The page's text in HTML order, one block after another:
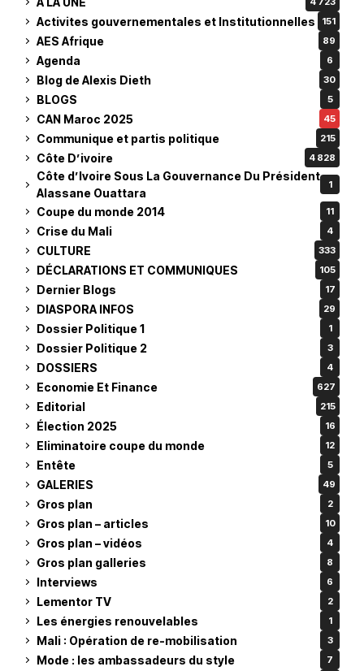
Activites gouvernementales et Institutionnelles 151
AES Afrique 89
Agenda 6
Blog de Alexis Dieth 30
BLOGS 5
CAN Maroc 2025 45
Communique et partis politique 215
Côte D’ivoire 4 828
Côte d’Ivoire Sous La Gouvernance Du Président
Alassane Ouattara
1
Coupe du monde 2014 11
Crise du Mali 4
CULTURE 333
DÉCLARATIONS ET COMMUNIQUES 105
Dernier Blogs 17
DIASPORA INFOS 29
Dossier Politique 1 1
Dossier Politique 2 3
DOSSIERS 4
Economie Et Finance 627
Editorial 215
Élection 2025 16
Eliminatoire coupe du monde 12
Entête 5
GALERIES 49
Gros plan 2
Gros plan – articles 10
Gros plan – vidéos 4
Gros plan galleries 8
Interviews 6
Lementor TV 2
Les énergies renouvelables 1
Mali : Opération de re-mobilisation 3
Mode : les ambassadeurs du style 7